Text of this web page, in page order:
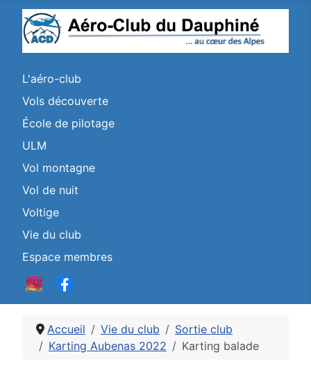
L'aéro-club
Vols découverte
École de pilotage
ULM
Vol montagne
Vol de nuit
Voltige
Vie du club
Espace membres
Accueil Vie du club
Sortie club
Karting Aubenas 2022
Karting balade